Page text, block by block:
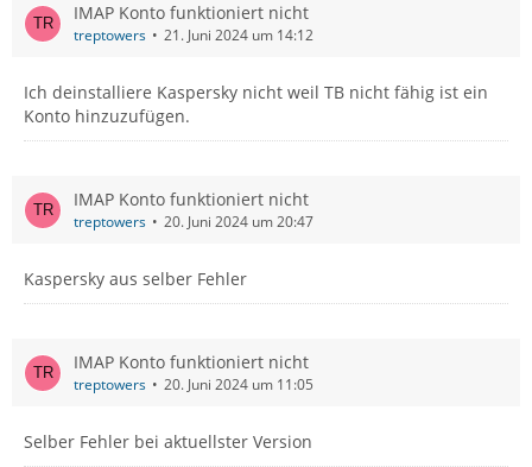
IMAP Konto funktioniert nicht
treptowers 21. Juni 2024 um 14:12
Ich deinstalliere Kaspersky nicht weil TB nicht fähig ist ein
Konto hinzuzufügen.
IMAP Konto funktioniert nicht
treptowers 20. Juni 2024 um 20:47
Kaspersky aus selber Fehler
IMAP Konto funktioniert nicht
treptowers 20. Juni 2024 um 11:05
Selber Fehler bei aktuellster Version